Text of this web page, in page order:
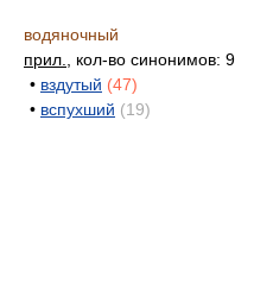
водяночный
прил.
, кол-во синонимов: 9
• вздутый (47)
• вспухший (19)